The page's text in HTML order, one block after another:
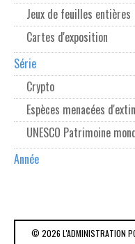
Jeux de feuilles entières
Cartes d'exposition
Série
Crypto
Espèces menacées
UNESCO Patrimoine
Année
© 2026 L'ADMINISTRATION